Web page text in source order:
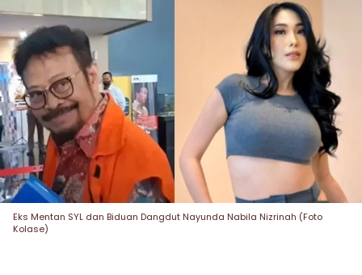
Eks Mentan SYL dan Biduan Dangdut Nayunda Nabila Nizrinah (Foto
Kolase)